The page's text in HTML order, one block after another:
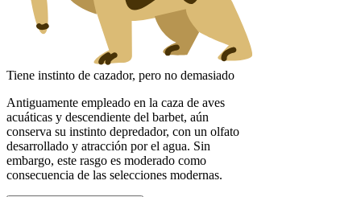
Tiene instinto de cazador, pero no demasiado
Antiguamente empleado en la caza de aves
acuáticas y descendiente del barbet, aún
conserva su instinto depredador, con un olfato
desarrollado y atracción por el agua. Sin
embargo, este rasgo es moderado como
consecuencia de las selecciones modernas.